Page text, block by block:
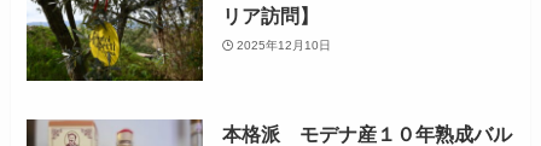
リア訪問】
2025年12月10日
本格派 モデナ産１０年熟成バル